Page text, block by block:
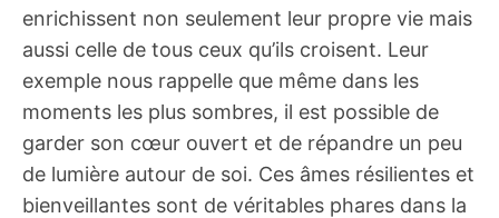
enrichissent non seulement leur propre vie mais
aussi celle de tous ceux qu’ils croisent. Leur
exemple nous rappelle que même dans les
moments les plus sombres, il est possible de
garder son cœur ouvert et de répandre un peu
de lumière autour de soi. Ces âmes résilientes et
bienveillantes sont de véritables phares dans la